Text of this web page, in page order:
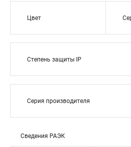
Цвет
Степень защиты IP
Серия производителя
Сведения РАЭК